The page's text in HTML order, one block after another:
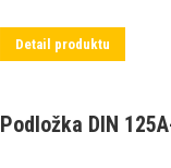
Detail produktu
Podložka DIN